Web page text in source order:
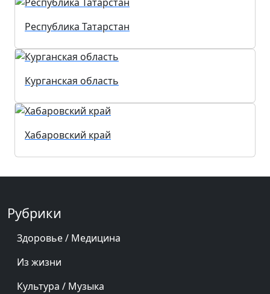
Республика Татарстан
Курганская область
Хабаровский край
Рубрики
Здоровье / Медицина
Из жизни
Культура / Музыка